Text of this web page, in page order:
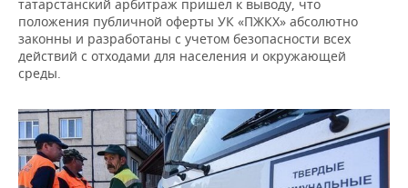
татарстанский арбитраж пришел к выводу, что
положения публичной оферты УК «ПЖКХ» абсолютно
законны и разработаны с учетом безопасности всех
действий с отходами для населения и окружающей
среды.